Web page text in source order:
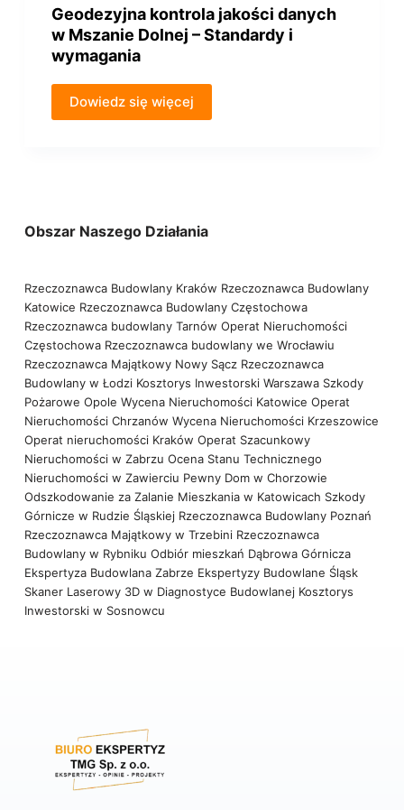
Geodezyjna kontrola jakości danych
w Mszanie Dolnej – Standardy i
wymagania
Dowiedz się więcej
Obszar Naszego Działania
Rzeczoznawca Budowlany Kraków Rzeczoznawca Budowlany
Katowice Rzeczoznawca Budowlany Częstochowa
Rzeczoznawca budowlany Tarnów Operat Nieruchomości
Częstochowa Rzeczoznawca budowlany we Wrocławiu
Rzeczoznawca Majątkowy Nowy Sącz Rzeczoznawca
Budowlany w Łodzi Kosztorys Inwestorski Warszawa Szkody
Pożarowe Opole Wycena Nieruchomości Katowice Operat
Nieruchomości Chrzanów Wycena Nieruchomości Krzeszowice
Operat nieruchomości Kraków Operat Szacunkowy
Nieruchomości w Zabrzu Ocena Stanu Technicznego
Nieruchomości w Zawierciu Pewny Dom w Chorzowie
Odszkodowanie za Zalanie Mieszkania w Katowicach Szkody
Górnicze w Rudzie Śląskiej Rzeczoznawca Budowlany Poznań
Rzeczoznawca Majątkowy w Trzebini Rzeczoznawca
Budowlany w Rybniku Odbiór mieszkań Dąbrowa Górnicza
Ekspertyza Budowlana Zabrze Ekspertyzy Budowlane Śląsk
Skaner Laserowy 3D w Diagnostyce Budowlanej Kosztorys
Inwestorski w Sosnowcu